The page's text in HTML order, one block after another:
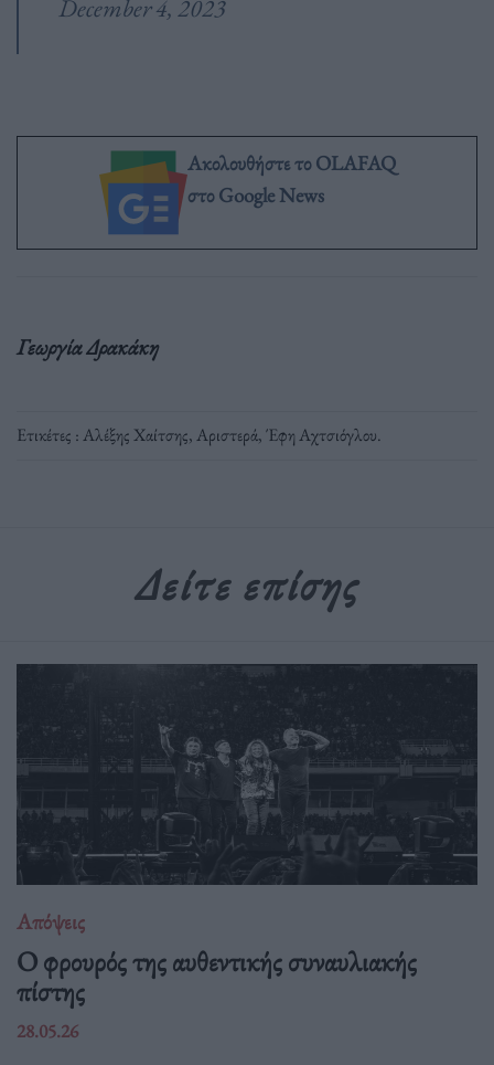
December 4, 2023
Ακολουθήστε το OLAFAQ
στο Google News
Γεωργία Δρακάκη
Ετικέτες :Αλέξης Χαίτσης,Αριστερά,Έφη Αχτσιόγλου.
Δείτε επίσης
Απόψεις
O φρουρός της αυθεντικής συναυλιακής
πίστης
28.05.26